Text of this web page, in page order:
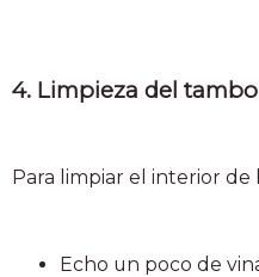
4. Limpieza del
Para limpiar el interior de
Echo un poco de